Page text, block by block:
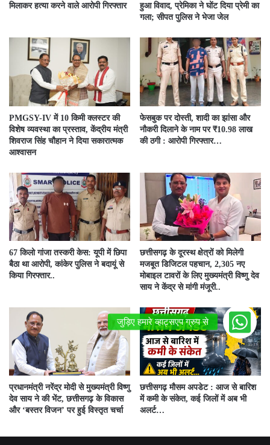
मिलाकर हत्या करने वाले आरोपी गिरफ्तार
हुआ विवाद, प्रेमिका ने घोंट दिया प्रेमी का
गला; सीपत पुलिस ने भेजा जेल
PMGSY-IV में 10 किमी क्लस्टर की
विशेष व्यवस्था का प्रस्ताव, केंद्रीय मंत्री
शिवराज सिंह चौहान ने दिया सकारात्मक
आश्वासन
फेसबुक पर दोस्ती, शादी का झांसा और
नौकरी दिलाने के नाम पर ₹10.98 लाख
की ठगी : आरोपी गिरफ्तार…
67 किलो गांजा तस्करी केस: यूपी में छिपा
बैठा था आरोपी, कांकेर पुलिस ने बदायूं से
किया गिरफ्तार..
छत्तीसगढ़ के दूरस्थ क्षेत्रों को मिलेगी
मजबूत डिजिटल पहचान, 2,305 नए
मोबाइल टावरों के लिए मुख्यमंत्री विष्णु देव
साय ने केंद्र से मांगी मंजूरी..
प्रधानमंत्री नरेंद्र मोदी से मुख्यमंत्री विष्णु
देव साय ने की भेंट, छत्तीसगढ़ के विकास
और ‘बस्तर विजन’ पर हुई विस्तृत चर्चा
छत्तीसगढ़ मौसम अपडेट : आज से बारिश
में कमी के संकेत, कई जिलों में अब भी
अलर्ट…